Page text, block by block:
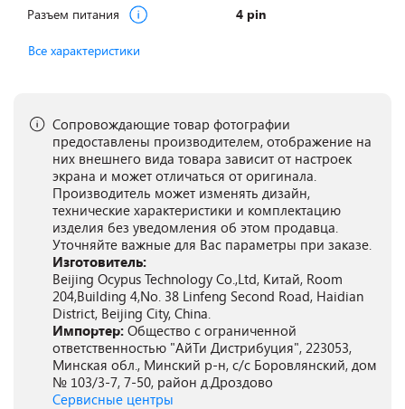
Разъем питания 4 pin
Все характеристики
Сопровождающие товар фотографии
предоставлены производителем, отображение на
них внешнего вида товара зависит от настроек
экрана и может отличаться от оригинала.
Производитель может изменять дизайн,
технические характеристики и комплектацию
изделия без уведомления об этом продавца.
Уточняйте важные для Вас параметры при заказе.
Изготовитель:
Beijing Ocypus Technology Co.,Ltd, Китай, Room
204,Building 4,No. 38 Linfeng Second Road, Haidian
District, Beijing City, China.
Импортер: Общество с ограниченной
ответственностью "АйТи Дистрибуция", 223053,
Минская обл., Минский р-н, с/с Боровлянский, дом
№ 103/3-7, 7-50, район д.Дроздово
Сервисные центры